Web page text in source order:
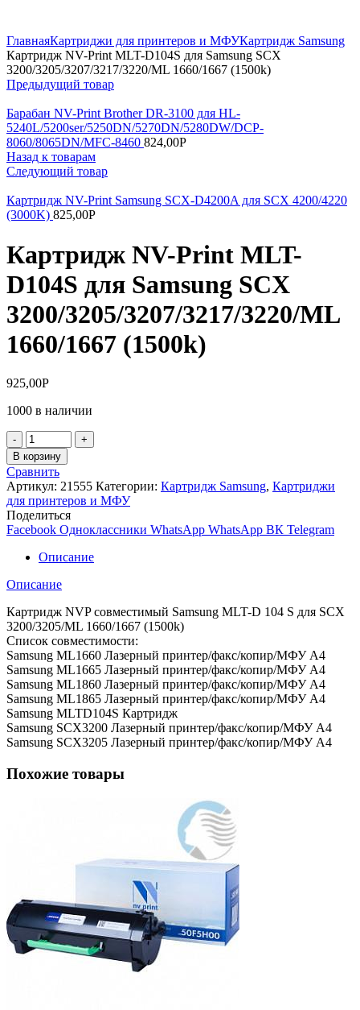
ГлавнаяКартриджи для принтеров и МФУКартридж Samsung
Картридж NV-Print MLT-D104S для Samsung SCX
3200/3205/3207/3217/3220/ML 1660/1667 (1500k)
Предыдущий товар
Барабан NV-Print Brother DR-3100 для HL-
5240L/5200ser/5250DN/5270DN/5280DW/DCP-
8060/8065DN/MFC-8460 824,00Р
Назад к товарам
Следующий товар
Картридж NV-Print Samsung SCX-D4200A для SCX 4200/4220
(3000K) 825,00Р
Картридж NV-Print MLT-
D104S для Samsung SCX
3200/3205/3207/3217/3220/ML
1660/1667 (1500k)
925,00Р
1000 в наличии
Количество
товара
Картридж
NV-
Print
MLT-
D104S
для
Samsung
SCX
3200/3205/3207/3217/3220/ML
(1500k)
В корзину
Сравнить
Артикул: 21555 Категории: Картридж Samsung, Картриджи
для принтеров и МФУ
Поделиться
Facebook Одноклассники WhatsApp WhatsApp ВК Telegram
Описание
Описание
Картридж NVP совместимый Samsung MLT-D 104 S для SCX
3200/3205/ML 1660/1667 (1500k)
Список совместимости:
Samsung ML1660 Лазерный принтер/факс/копир/МФУ A4
Samsung ML1665 Лазерный принтер/факс/копир/МФУ A4
Samsung ML1860 Лазерный принтер/факс/копир/МФУ A4
Samsung ML1865 Лазерный принтер/факс/копир/МФУ A4
Samsung MLTD104S Картридж
Samsung SCX3200 Лазерный принтер/факс/копир/МФУ A4
Samsung SCX3205 Лазерный принтер/факс/копир/МФУ A4
Похожие товары